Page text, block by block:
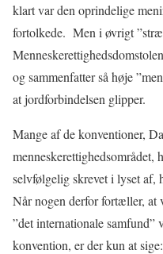
klart var den oprindelige
fortolkede. Men i øvrigt
og sammenfatter så høje
at jordforbindelsen glipper.
Mange af de konventioner,
menneskerettighedsområdet,
selvfølgelig skrevet i lyset af,
Når nogen derfor fortæller, at
”det internationale samfund”
konvention, er der kun at